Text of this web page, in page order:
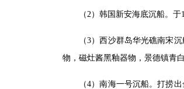
（2）韩国新安海底沉船。
（3）西沙群岛华光礁南宋
物，磁灶酱黑釉器物，景德镇青
（4）南海一号沉船。打捞